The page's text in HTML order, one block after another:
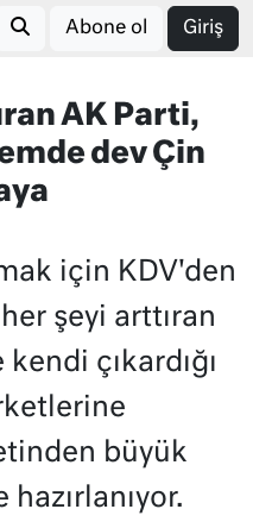
Abone ol Giriş
AK Parti,
dev Çin
için KDV'den
şeyi arttıran
çıkardığı
büyük